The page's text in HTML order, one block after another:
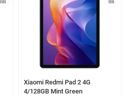
Xiaomi Redmi Pad 2 4G
4/128GB Mint Green